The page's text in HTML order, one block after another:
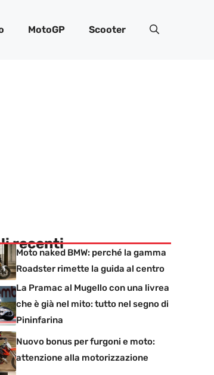
MotoGP Scooter
recenti
Moto naked BMW: perché la gamma
Roadster rimette la guida al centro
La Pramac al Mugello con una livrea
che è già nel mito: tutto nel segno di
Pininfarina
Nuovo bonus per furgoni e moto:
attenzione alla motorizzazione